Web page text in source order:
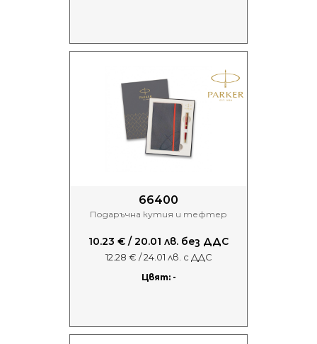
66400
Подаръчна кутия и тефтер
10.23 € / 20.01 лв. без ДДС
12.28 € / 24.01 лв. с ДДС
Цвят: -